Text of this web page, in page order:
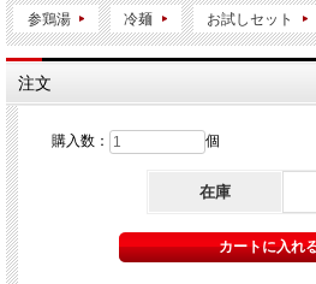
参鶏湯 冷麺 お試しセット
注文
購入数： 個
在庫